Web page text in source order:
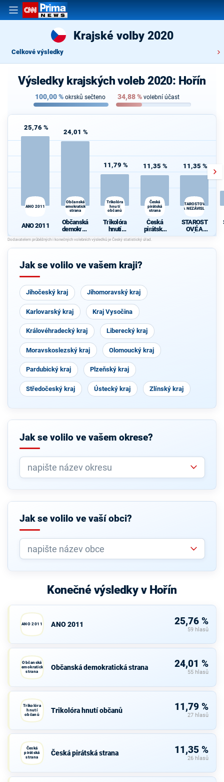
Krajské volby 2020
Celkové výsledky
Výsledky krajských voleb 2020: Hořín
100,00% okrsků sečteno 34,88% volební účast
25,76 %
ANO 2011
ANO 2011
24,01 %
Občanská
demokratická
strana
Občanská
demokrati
cká strana
11,79 %
Trikolóra
hnutí
občanů
Trikolóra
hnutí
občanů
11,35 %
Česká
pirátská
strana
Česká
pirátská
strana
11,35 %
STAROSTOVÉ
A NEZÁVISLÍ
STAROST
OVÉ A
NEZÁVISL
Jak se volilo ve vašem kraji?
Jihočeský kraj Jihomoravský kraj
Karlovarský kraj Kraj Vysočina
Královéhradecký kraj Liberecký kraj
Moravskoslezský kraj Olomoucký kraj
Pardubický kraj Plzeňský kraj
Středočeský kraj Ústecký kraj Zlínský kraj
Jak se volilo ve vašem okrese?
Jak se volilo ve vaší obci?
Konečné výsledky v Hořín
ANO 2011 ANO 2011 25,76 %
59 hlasů
Občanská
demokratická
strana
Občanská demokratická strana 24,01 %
55 hlasů
Trikolóra
hnutí
občanů
Trikolóra hnutí občanů 11,79 %
27 hlasů
Česká
pirátská
strana
Česká pirátská strana 11,35 %
26 hlasů